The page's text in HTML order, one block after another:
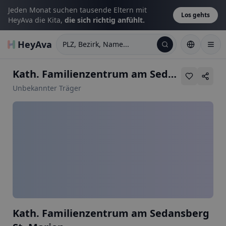
Jeden Monat suchen tausende Eltern mit
HeyAva die Kita, die sich richtig anfühlt.
Los gehts
HeyAva PLZ, Bezirk, Name...
Kath. Familienzentrum am Sedansberg St. Marien
Unbekannter Träger
Kath. Familienzentrum am Sedansberg